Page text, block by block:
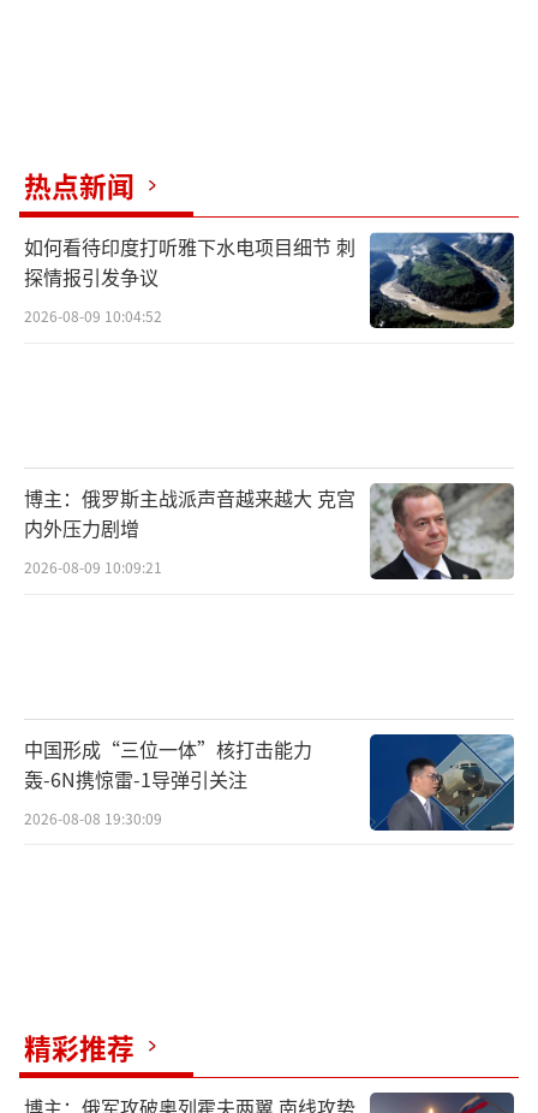
热点新闻
如何看待印度打听雅下水电项目细节 刺
探情报引发争议
2026-08-09 10:04:52
博主：俄罗斯主战派声音越来越大 克宫
内外压力剧增
2026-08-09 10:09:21
中国形成“三位一体”核打击能力
轰-6N携惊雷-1导弹引关注
2026-08-08 19:30:09
精彩推荐